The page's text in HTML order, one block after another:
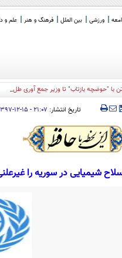
ورزشی بین الملل فرهنگ و هنر علم و
با "حوضچه بازتاب" تا وزیر جمع آوری طلا پس
تاریخ انتشار: ۲۱:۰۷ - ۱۵-۱۲-۱۳۹۷
شیمیایی در سوریه را